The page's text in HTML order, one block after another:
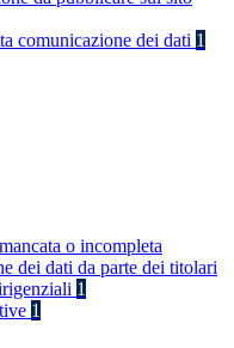
comunicazione dei dati 1
o incompleta
dei dati da parte dei titolari
1
1